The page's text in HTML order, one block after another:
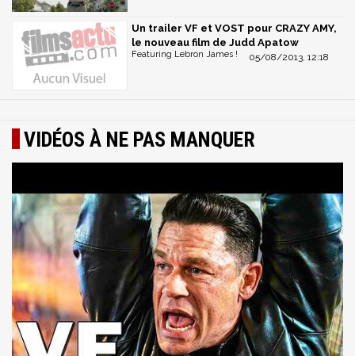
Un trailer VF et VOST pour CRAZY AMY,
le nouveau film de Judd Apatow
05/08/2013, 12:18
Featuring Lebron James !
VIDÉOS À NE PAS MANQUER